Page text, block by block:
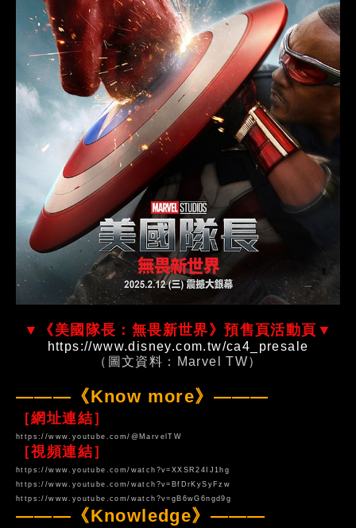
▼《美國隊長：無畏新世界》預售頁活動頁▼
https://www.disney.com.tw/ca4_presale
（圖文資料：Marvel TW）
———《Know more》———
［網址連結］
https://www.youtube.com/@MarvelTW
［視頻連結］
https://www.youtube.com/watch?v=XXSR24IJ1hg
https://www.youtube.com/watch?v=BfDrKySyFzw
https://www.youtube.com/watch?v=gB6wG6ngd9g
———《Knowledge》———